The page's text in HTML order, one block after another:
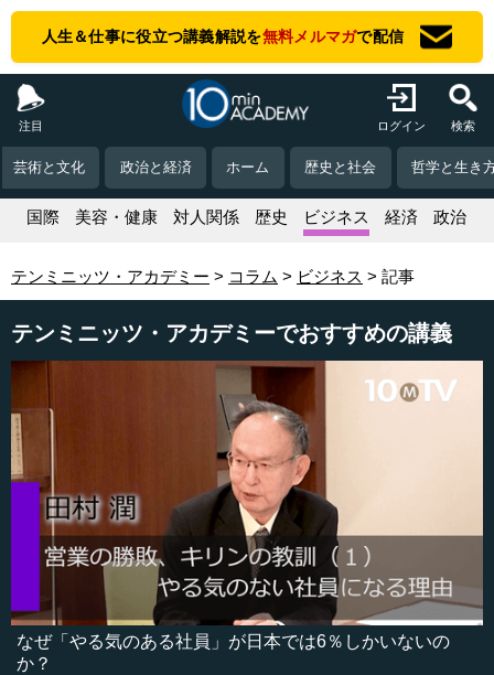
人生＆仕事に役立つ講義解説を無料メルマガで配信
注目 ログイン 検索
芸術と文化 政治と経済 ホーム 歴史と社会 哲学と生き
国際 美容・健康 対人関係 歴史 ビジネス 経済 政治
テンミニッツ・アカデミー コラム ビジネス 記事
テンミニッツ・アカデミーでおすすめの講義
なぜ「やる気のある社員」が日本では6％しかいないの
か？